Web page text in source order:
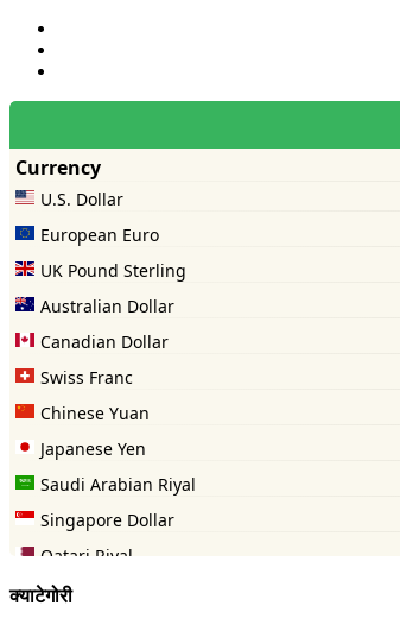
क्याटेगोरी